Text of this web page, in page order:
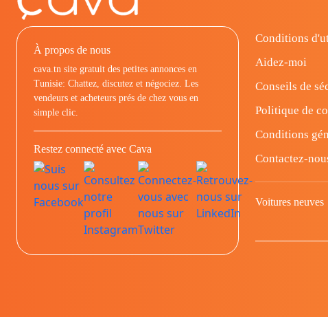
À propos de nous
cava.tn site gratuit des petites annonces en
Tunisie: Chattez, discutez et négociez. Les
vendeurs et acheteurs prés de chez vous en
simple clic.
Restez connecté avec Cava
Conditions
Aidez-moi
Conseils de
Politique de
Conditions
Contactez-
Voitures neuves